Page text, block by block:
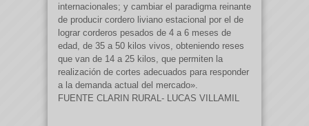
internacionales; y cambiar el paradigma reinante
de producir cordero liviano estacional por el de
lograr corderos pesados de 4 a 6 meses de
edad, de 35 a 50 kilos vivos, obteniendo reses
que van de 14 a 25 kilos, que permiten la
realización de cortes adecuados para responder
a la demanda actual del mercado».
FUENTE CLARIN RURAL- LUCAS VILLAMIL